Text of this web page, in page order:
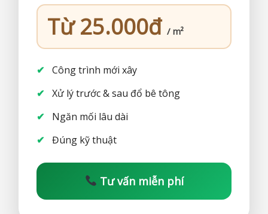
Từ 25.000đ / m²
Công trình mới xây
Xử lý trước & sau đổ bê tông
Ngăn mối lâu dài
Đúng kỹ thuật
Tư vấn miễn phí